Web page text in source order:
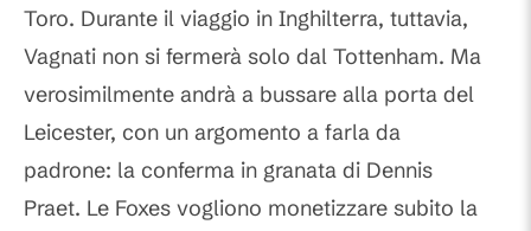
Toro. Durante il viaggio in Inghilterra, tuttavia,
Vagnati non si fermerà solo dal Tottenham. Ma
verosimilmente andrà a bussare alla porta del
Leicester, con un argomento a farla da
padrone: la conferma in granata di Dennis
Praet. Le Foxes vogliono monetizzare subito la